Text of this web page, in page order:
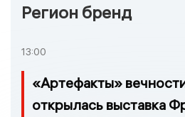
Регион бренд
13:00
«Артефакты»
открылась выставка